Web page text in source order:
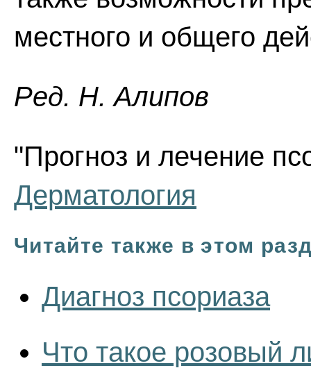
местного и общего
Ред. Н. Алипов
"Прогноз и лечение
Дерматология
Читайте также в этом
Диагноз псориаза
Что такое розовый